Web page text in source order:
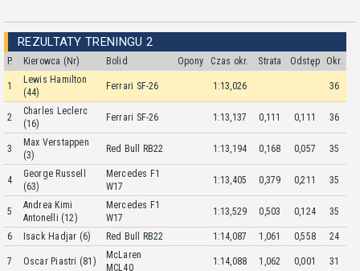
REZULTATY TRENINGU 2
P. Kierowca (Nr) Bolid Opony Czas okr. Strata Odstęp Okr.
1
Lewis Hamilton
(44)
Ferrari SF-26 1:13,026 36
2
Charles Leclerc
(16)
Ferrari SF-26 1:13,137 0,111 0,111 36
3
Max Verstappen
(3)
Red Bull RB22 1:13,194 0,168 0,057 35
4
George Russell
(63)
Mercedes F1
W17
1:13,405 0,379 0,211 35
5
Andrea Kimi
Antonelli (12)
Mercedes F1
W17
1:13,529 0,503 0,124 35
6 Isack Hadjar (6) Red Bull RB22 1:14,087 1,061 0,558 24
7 Oscar Piastri (81)
McLaren
MCL40
1:14,088 1,062 0,001 31